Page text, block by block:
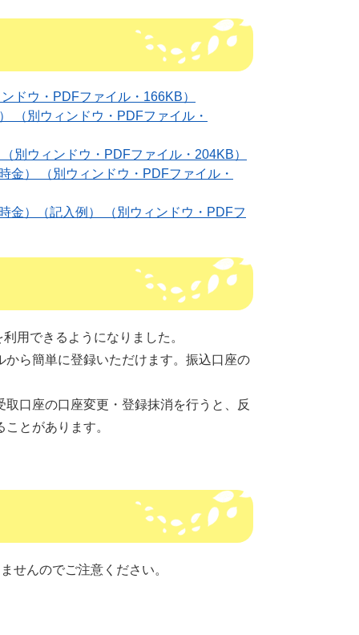
ドウ・PDFファイル・166KB）
（別ウィンドウ・PDFファイル・
別ウィンドウ・PDFファイル・204KB）
金） （別ウィンドウ・PDFファイル・
金）（記入例） （別ウィンドウ・PDFフ
できるようになりました。
簡単に登録いただけます。振込口座の
座の口座変更・登録抹消を行うと、反
とがあります。
せんのでご注意ください。